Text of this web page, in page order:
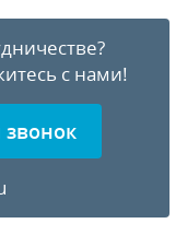
с нами!
звонок